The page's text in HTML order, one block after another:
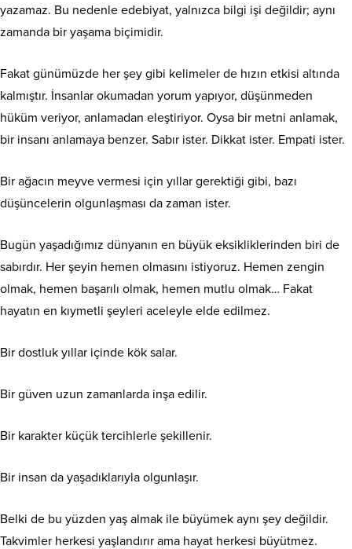
yazamaz. Bu nedenle edebiyat, yalnızca bilgi işi değildir; aynı
zamanda bir yaşama biçimidir.
Fakat günümüzde her şey gibi kelimeler de hızın etkisi altında
kalmıştır. İnsanlar okumadan yorum yapıyor, düşünmeden
hüküm veriyor, anlamadan eleştiriyor. Oysa bir metni anlamak,
bir insanı anlamaya benzer. Sabır ister. Dikkat ister. Empati ister.
Bir ağacın meyve vermesi için yıllar gerektiği gibi, bazı
düşüncelerin olgunlaşması da zaman ister.
Bugün yaşadığımız dünyanın en büyük eksikliklerinden biri de
sabırdır. Her şeyin hemen olmasını istiyoruz. Hemen zengin
olmak, hemen başarılı olmak, hemen mutlu olmak… Fakat
hayatın en kıymetli şeyleri aceleyle elde edilmez.
Bir dostluk yıllar içinde kök salar.
Bir güven uzun zamanlarda inşa edilir.
Bir karakter küçük tercihlerle şekillenir.
Bir insan da yaşadıklarıyla olgunlaşır.
Belki de bu yüzden yaş almak ile büyümek aynı şey değildir.
Takvimler herkesi yaşlandırır ama hayat herkesi büyütmez.